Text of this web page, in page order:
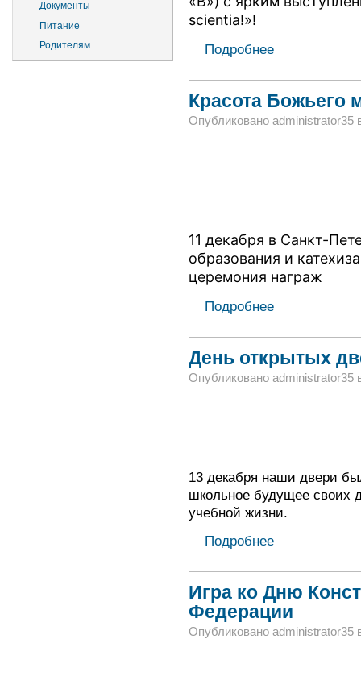
Документы
Питание
Родителям
scientia!»!
Подробнее
Красота Божьего
Опубликовано administrator35
11 декабря в Санкт-
образования и
церемония награж
Подробнее
День открытых
Опубликовано administrator35
13 декабря наши двери
школьное будущее своих
учебной жизни.
Подробнее
Игра ко Дню
Федерации
Опубликовано administrator35